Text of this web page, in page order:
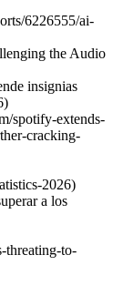
6226555/ai-
the Audio
insignias
spotify-extends-
cracking-
2026)
a los
threating-to-